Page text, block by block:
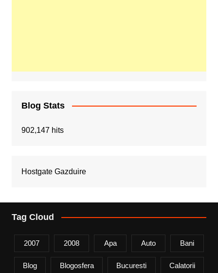
Blog Stats
902,147 hits
Hostgate Gazduire
Tag Cloud
2007 2008 Apa Auto Bani
Blog Blogosfera Bucuresti Calatorii